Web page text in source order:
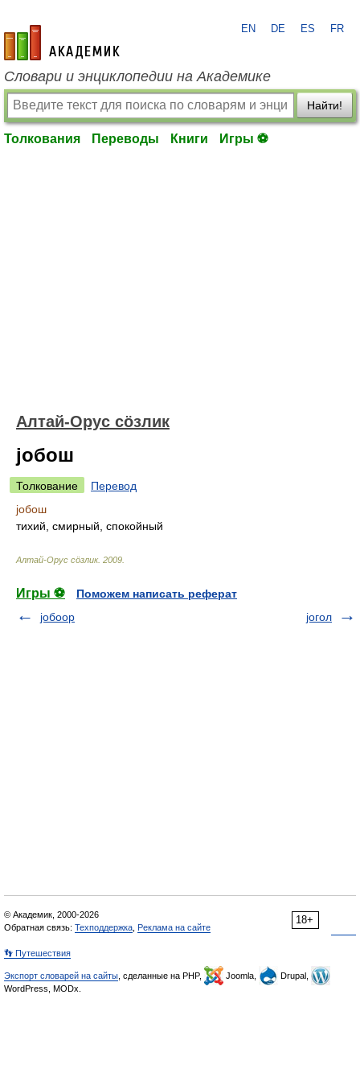
academic.ru
EN DE ES FR
Словари и энциклопедии на Академике
Найти!
Толкования Переводы Книги Игры ⚽
Алтай-Орус сöзлик
jобош
Толкование
Перевод
jобош
тихий, смирный, спокойный
Алтай-Орус сöзлик. 2009
Игры ⚽
Поможем написать реферат
jобоор
jогол
18+
© Академик, 2000-2026
Обратная связь: Техподдержка Реклама на сайте
👣 Путешествия
Экспорт словарей на сайты , сделанные на PHP, Joomla,
Drupal,
WordPress, MODx.